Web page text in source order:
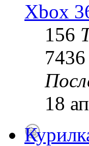
Xbox
156
7436
18